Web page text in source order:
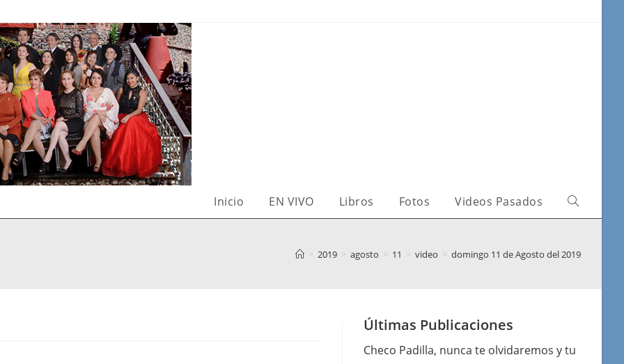
Inicio EN VIVO Libros Fotos Videos Pasados
> 2019 > agosto > 11 > video > domingo 11 de Agosto del 2019
Últimas Publicaciones
Checo Padilla, nunca te olvidaremos y tu